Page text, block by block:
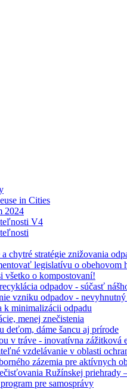
in Cities
2024
V4
a chytré stratégie znižovania
legislatívu o obehovom
všetko o kompostovaní!
odpadov - súčasť
vzniku odpadov -
k minimalizácii odpadu
menej znečistenia
deťom, dáme šancu aj prírode
v tráve - inovatívna zážitková
vzdelávanie v oblasti
zázemia pre aktívnych
Ružínskej priehrady
pre samosprávy